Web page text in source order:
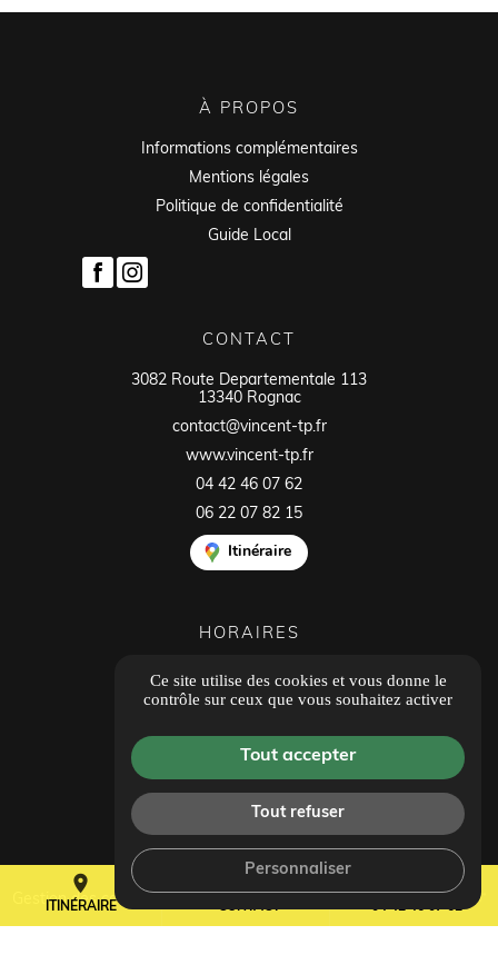
place
ITINÉRAIRE CONTACT 04 42 46 07 62
À PROPOS
Informations complémentaires
Mentions légales
Politique de confidentialité
Guide Local
CONTACT
3082 Route Departementale 113
13340 Rognac
contact@vincent-tp.fr
www.vincent-tp.fr
04 42 46 07 62
06 22 07 82 15
Itinéraire
HORAIRES
Ouvert du lundi au vendredi
14h00 - 18h00
Tous les avis
Gestion des cookies
Ce site utilise des cookies et vous donne le
contrôle sur ceux que vous souhaitez activer
Tout accepter
Tout refuser
Personnaliser